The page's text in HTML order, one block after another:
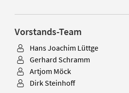
Vorstands-Team
Hans Joachim Lüttge
Gerhard Schramm
Artjom Möck
Dirk Steinhoff